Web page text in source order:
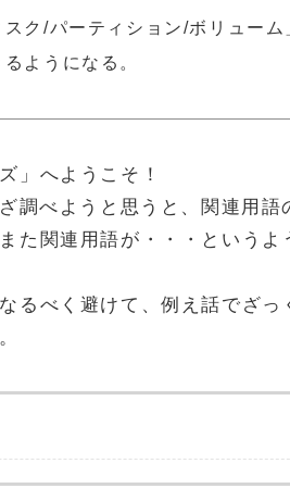
ク/パーティション/ボリューム
」へようこそ！
調べようと思うと、関連用語
た関連用語が・・・というよ
るべく避けて、例え話でざっ